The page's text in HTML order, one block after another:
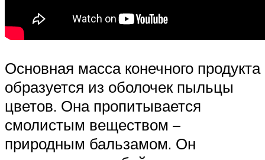
Основная масса конечного продукта
образуется из оболочек пыльцы
цветов. Она пропитывается
смолистым веществом –
природным бальзамом. Он